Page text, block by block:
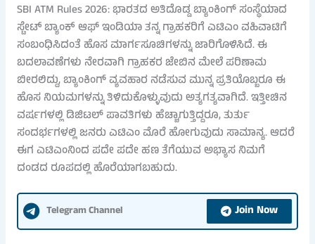
SBI ATM Rules 2026: ಭಾರತದ ಅತಿದೊಡ್ಡ ಬ್ಯಾಂಕಿಂಗ್ ಸಂಸ್ಥೆಯಾದ
ಸ್ಟೇಟ್ ಬ್ಯಾಂಕ್ ಆಫ್ ಇಂಡಿಯಾ ತನ್ನ ಗ್ರಾಹಕರಿಗೆ ಎಟಿಎಂ ವಹಿವಾಟಿಗೆ
ಸಂಬಂಧಿಸಿದಂತೆ ಹೊಸ ಮಾರ್ಗಸೂಚಿಗಳನ್ನು ಜಾರಿಗೊಳಿಸಿದೆ. ಈ
ಬದಲಾವಣೆಗಳು ನೇರವಾಗಿ ಗ್ರಾಹಕರ ಜೇಬಿನ ಮೇಲೆ ಪರಿಣಾಮ
ಬೀರಲಿದ್ದು, ಬ್ಯಾಂಕಿಂಗ್ ವ್ಯವಹಾರ ನಡೆಸುವ ಮುನ್ನ ಪ್ರತಿಯೊಬ್ಬರೂ ಈ
ಹೊಸ ನಿಯಮಗಳನ್ನು ತಿಳಿದುಕೊಳ್ಳುವುದು ಅತ್ಯಗತ್ಯವಾಗಿದೆ. ಇತ್ತೀಚಿನ
ವರ್ಷಗಳಲ್ಲಿ ಡಿಜಿಟಲ್ ಪಾವತಿಗಳು ಹೆಚ್ಚಾಗುತ್ತಿದ್ದರೂ, ತುರ್ತು
ಸಂದರ್ಭಗಳಲ್ಲಿ ಜನರು ಎಟಿಎಂ ಮೊರೆ ಹೋಗುವುದು ಸಾಮಾನ್ಯ. ಆದರೆ
ಈಗ ಎಟಿಎಂನಿಂದ ಪದೇ ಪದೇ ಹಣ ತೆಗೆಯುವ ಅಭ್ಯಾಸ ನಿಮಗೆ
ದಂಡದ ರೂಪದಲ್ಲಿ ಹೊರೆಯಾಗಬಹುದು.
Telegram Channel Join Now